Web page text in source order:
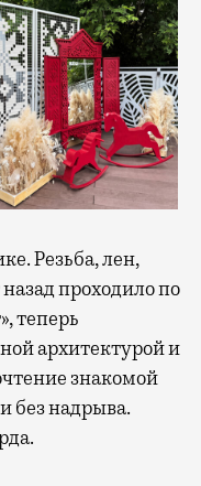
Резьба, лен,
назад проходило по
теперь
архитектурой и
знакомой
без надрыва.